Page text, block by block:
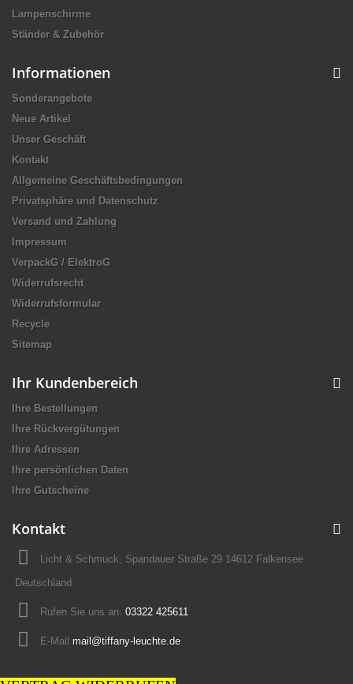
Lampenschirme
Ständer & Zubehör
Informationen
Sonderangebote
Neue Artikel
Unser Geschäft
Kontakt
Allgemeine Geschäftsbedingungen
Privatsphäre und Datenschutz
Versand und Zahlung
Impressum
VerpackG / ElektroG
Widerrufsrecht
Widerrufsformular
Recycle
Sitemap
Ihr Kundenbereich
Ihre Bestellungen
Ihre Rückvergütungen
Ihre Adressen
Ihre persönlichen Daten
Ihre Gutscheine
Kontakt
Licht & Schmuck, Spandauer Straße 29 14612 Falkensee
Deutschland
Rufen Sie uns an: 03322 425611
E-Mail mail@tiffany-leuchte.de